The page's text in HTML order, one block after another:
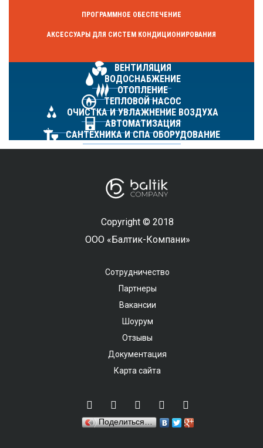
ПРОГРАММНОЕ ОБЕСПЕЧЕНИЕ
АКСЕССУАРЫ ДЛЯ СИСТЕМ КОНДИЦИОНИРОВАНИЯ
ВЕНТИЛЯЦИЯ
ВОДОСНАБЖЕНИЕ
ОТОПЛЕНИЕ
ТЕПЛОВОЙ НАСОС
ОЧИСТКА И УВЛАЖНЕНИЕ ВОЗДУХА
АВТОМАТИЗАЦИЯ
САНТЕХНИКА И СПА ОБОРУДОВАНИЕ
Copyright © 2018
ООО «Балтик-Компани»
Сотрудничество
Партнеры
Вакансии
Шоурум
Отзывы
Документация
Карта сайта
Поделиться…